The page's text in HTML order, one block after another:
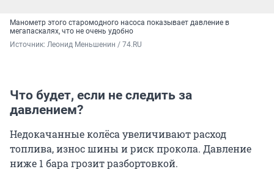
Манометр этого старомодного насоса показывает давление в
мегапаскалях, что не очень удобно
Источник: Леонид Меньшенин / 74.RU
Что будет, если не следить за
давлением?
Недокачанные колёса увеличивают расход
топлива, износ шины и риск прокола. Давление
ниже 1 бара грозит разбортовкой.